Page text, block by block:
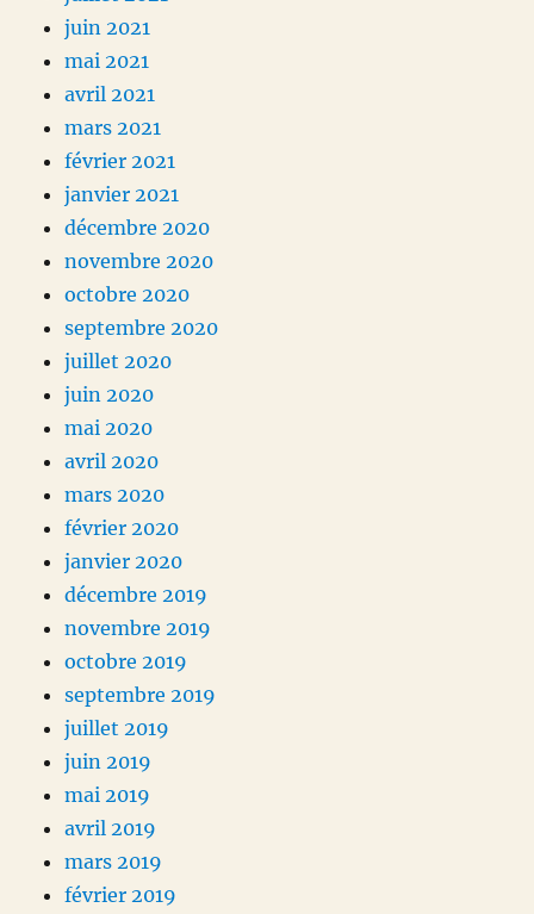
juin 2021
mai 2021
avril 2021
mars 2021
février 2021
janvier 2021
décembre 2020
novembre 2020
octobre 2020
septembre 2020
juillet 2020
juin 2020
mai 2020
avril 2020
mars 2020
février 2020
janvier 2020
décembre 2019
novembre 2019
octobre 2019
septembre 2019
juillet 2019
juin 2019
mai 2019
avril 2019
mars 2019
février 2019